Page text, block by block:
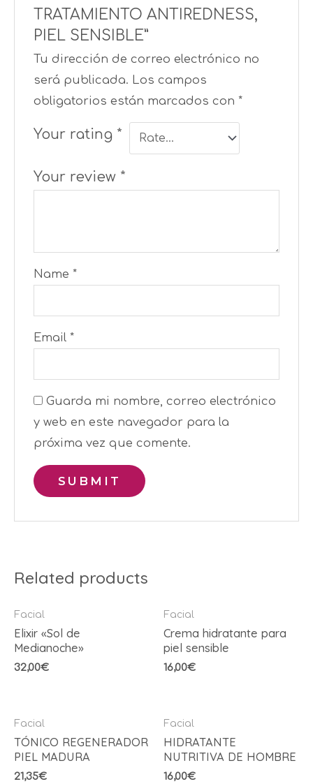
TRATAMIENTO ANTIREDNESS,
PIEL SENSIBLE”
Tu dirección de correo electrónico no
será publicada. Los campos
obligatorios están marcados con*
Your rating *
Your review *
Name*
Email*
Guarda mi nombre, correo electrónico
y web en este navegador para la
próxima vez que comente.
Related products
Facial
Elixir «Sol de
Medianoche»
32,00€
Facial
Crema hidratante para
piel sensible
16,00€
Facial
TÓNICO REGENERADOR
PIEL MADURA
21,35€
Facial
HIDRATANTE
NUTRITIVA DE HOMBRE
16,00€